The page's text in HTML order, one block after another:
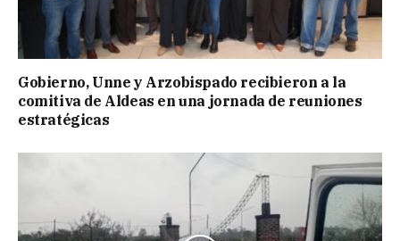
Gobierno, Unne y Arzobispado recibieron a la
comitiva de Aldeas en una jornada de reuniones
estratégicas